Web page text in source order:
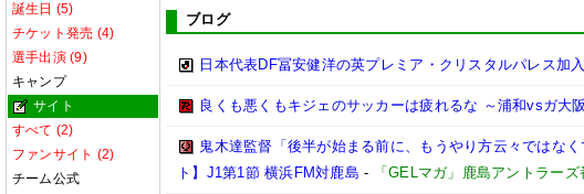
誕生日 (5)
チケット発売 (4)
選手出演 (9)
キャンプ
サイト
すべて (2)
ファンサイト (2)
チーム公式
ブログ
日本代表DF冨安健洋の英プレミア・クリスタルパレス加
良くも悪くもキジェのサッカーは疲れるな ～浦和vsガ大阪
鬼木達監督「後半が始まる前に、もうやり方云々ではな
ト】J1第1節 横浜FM対鹿島 - 「GELマガ」鹿島アントラー